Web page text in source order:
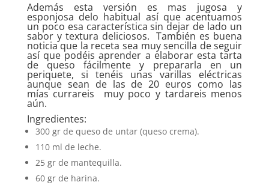
Además esta versión es mas jugosa y
esponjosa delo habitual así que acentuamos
un poco esa característica sin dejar de lado un
sabor y textura deliciosos. También es buena
noticia que la receta sea muy sencilla de seguir
así que podéis aprender a elaborar esta tarta
de queso fácilmente y prepararla en un
periquete, si tenéis unas varillas eléctricas
aunque sean de las de 20 euros como las
mías currareis muy poco y tardareis menos
aún.
Ingredientes:
300 gr de queso de untar (queso crema).
110 ml de leche.
25 gr de mantequilla.
60 gr de harina.